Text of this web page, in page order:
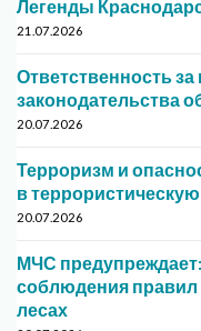
Легенды
21.07.2026
Ответственность
законодательства
20.07.2026
Терроризм и
в
20.07.2026
МЧС
соблюдения правил
лесах